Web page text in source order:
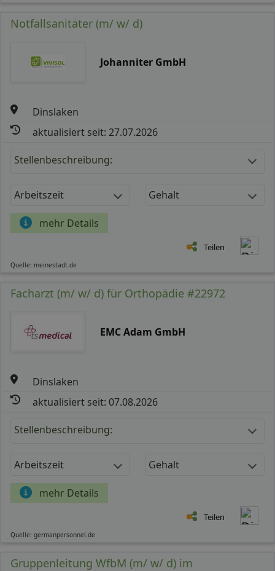
Notfallsanitäter (m/ w/ d)
Johanniter GmbH
Dinslaken
aktualisiert seit: 27.07.2026
Stellenbeschreibung:
Arbeitszeit Gehalt
mehr Details
Teilen
Quelle: meinestadt.de
Facharzt (m/ w/ d) für Orthopädie #22972
EMC Adam GmbH
Dinslaken
aktualisiert seit: 07.08.2026
Stellenbeschreibung:
Arbeitszeit Gehalt
mehr Details
Teilen
Quelle: germanpersonnel.de
Gruppenleitung WfbM (m/ w/ d) im